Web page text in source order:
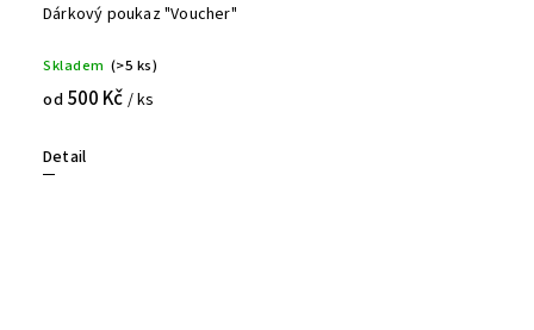
Dárkový poukaz "Voucher"
Skladem (>5 ks)
od 500 Kč / ks
Detail